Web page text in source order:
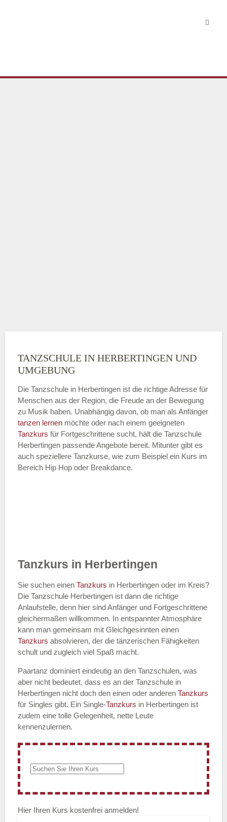
TANZSCHULE IN HERBERTINGEN UND
UMGEBUNG
Die Tanzschule in Herbertingen ist die richtige Adresse für
Menschen aus der Region, die Freude an der Bewegung
zu Musik haben. Unabhängig davon, ob man als Anfänger
tanzen lernen möchte oder nach einem geeigneten
Tanzkurs für Fortgeschrittene sucht, hält die Tanzschule
Herbertingen passende Angebote bereit. Mitunter gibt es
auch speziellere Tanzkurse, wie zum Beispiel ein Kurs im
Bereich Hip Hop oder Breakdance.
Tanzkurs in Herbertingen
Sie suchen einen Tanzkurs in Herbertingen oder im Kreis?
Die Tanzschule Herbertingen ist dann die richtige
Anlaufstelle, denn hier sind Anfänger und Fortgeschrittene
gleichermaßen willkommen. In entspannter Atmosphäre
kann man gemeinsam mit Gleichgesinnten einen
Tanzkurs absolvieren, der die tänzerischen Fähigkeiten
schult und zugleich viel Spaß macht.
Paartanz dominiert eindeutig an den Tanzschulen, was
aber nicht bedeutet, dass es an der Tanzschule in
Herbertingen nicht doch den einen oder anderen Tanzkurs
für Singles gibt. Ein Single-Tanzkurs in Herbertingen ist
zudem eine tolle Gelegenheit, nette Leute
kennenzulernen.
Hier Ihren Kurs kostenfrei anmelden!